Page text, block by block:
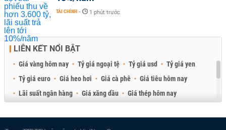
TÀI CHÍNH - 1 phút trước
LIÊN KẾT NỔI BẬT
Giá vàng hôm nay Tỷ giá ngoại tệ Tỷ giá usd
Tỷ giá yen
Tỷ giá euro
Giá heo hơi Giá cà phê
Giá tiêu hôm nay
Lãi suất ngân hàng
Giá xăng dầu
Giá thép hôm nay